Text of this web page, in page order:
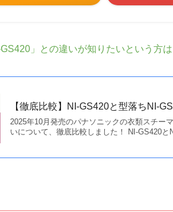
」との違いが知りたいという方
【徹底比較】NI-GS420と型落ちNI-
2025年10月発売のパナソニックの衣類スチー
いについて、徹底比較しました！ NI-GS420